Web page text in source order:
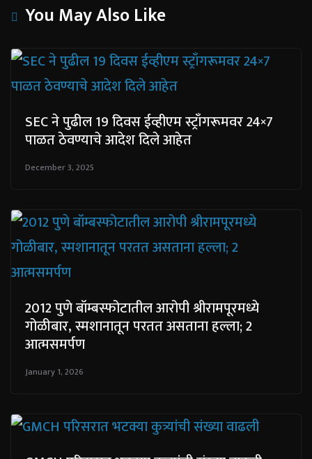
You May Also Like
SEC ने पुढील 19 दिवस ईव्हीएम स्ट्राँगरूमवर 24×7
पाळत ठेवण्याचे आदेश दिले आहेत
December 3, 2025
2012 पुणे बॉम्बस्फोटातील आरोपी श्रीरामपूरमध्ये
गोळीबार, स्मशानातून परतत असताना हल्ला; 2
आत्मसमर्पण
January 1, 2026